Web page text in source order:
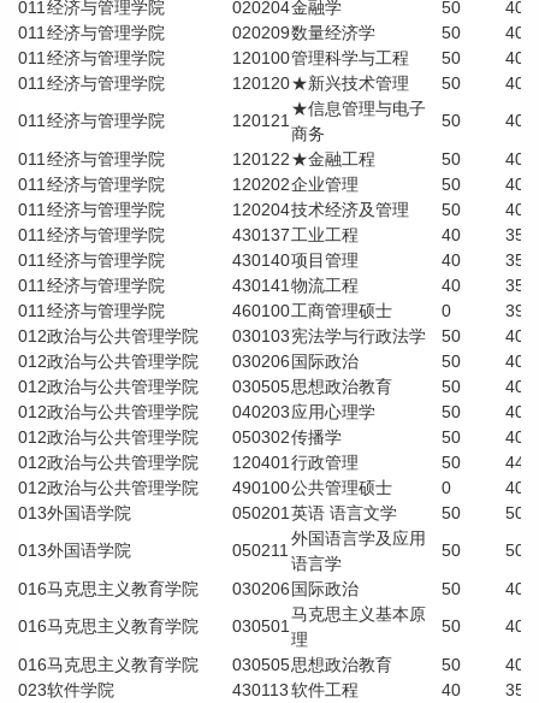
011 经济与管理学院 020204金融学 50
40
011 经济与管理学院 020209数量经济学 50
40
011 经济与管理学院 120100管理科学与工程 50
40
011 经济与管理学院 120120★新兴技术管理 50
40
011 经济与管理学院 120121
★信息管理与电子
商务
50
40
011 经济与管理学院 120122★金融工程 50
40
011 经济与管理学院 120202企业管理 50
40
011 经济与管理学院 120204技术经济及管理 50
40
011 经济与管理学院 430137工业工程 40
35
011 经济与管理学院 430140项目管理 40
35
011 经济与管理学院 430141 物流工程 40
35
011 经济与管理学院 460100工商管理硕士 0
39
012政治与公共管理学院 030103宪法学与行政法学 50
40
012政治与公共管理学院 030206国际政治 50
40
012政治与公共管理学院 030505思想政治教育 50
40
012政治与公共管理学院 040203应用心理学 50
40
012政治与公共管理学院 050302传播学 50
40
012政治与公共管理学院 120401 行政管理 50
44
012政治与公共管理学院 490100公共管理硕士 0
40
013外国语学院 050201 英语 语言文学 50
50
013外国语学院 050211
外国语言学及应用
语言学
50
50
016马克思主义教育学院 030206国际政治 50
40
016马克思主义教育学院 030501
马克思主义基本原
理
50
40
016马克思主义教育学院 030505思想政治教育 50
40
023软件学院 430113软件工程 40
35